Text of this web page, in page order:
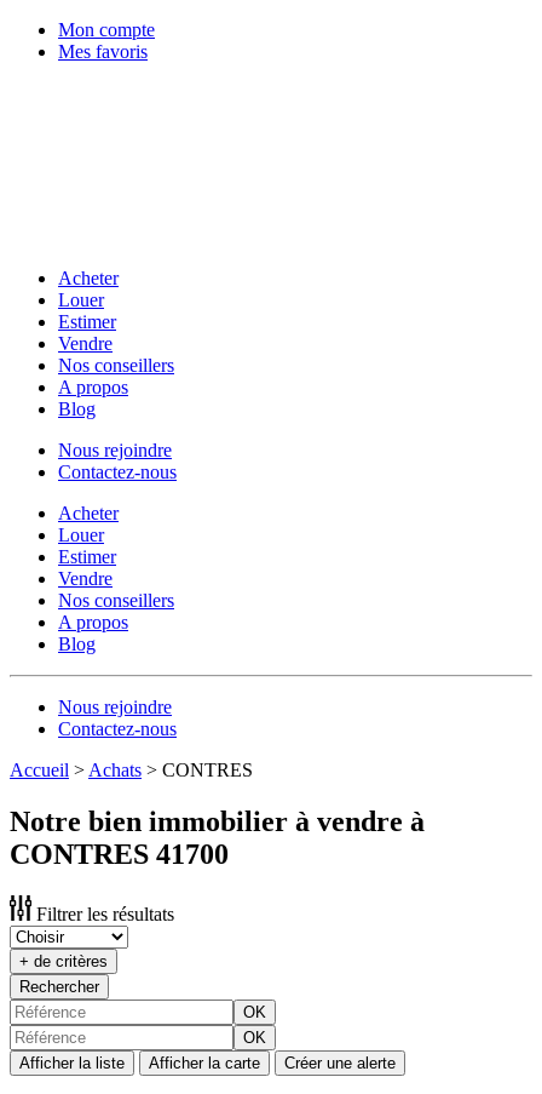
Mon compte
Mes favoris
Acheter
Louer
Estimer
Vendre
Nos conseillers
A propos
Blog
Nous rejoindre
Contactez-nous
Acheter
Louer
Estimer
Vendre
Nos conseillers
A propos
Blog
Nous rejoindre
Contactez-nous
Accueil > Achats > CONTRES
Notre bien immobilier à vendre à
CONTRES 41700
Filtrer les résultats
+ de critères
Rechercher
OK
OK
Afficher la liste
Afficher la carte Créer une alerte